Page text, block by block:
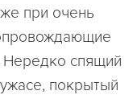
при очень
Нередко спящий
покрытый